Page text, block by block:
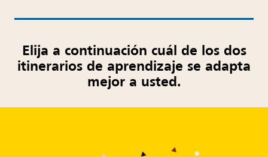
Elija a continuación cuál de los dos
itinerarios de aprendizaje se adapta
mejor a usted.